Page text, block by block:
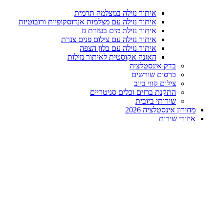
איתור נזילה במצלמה תרמית
איתור נזילה עם מצלמות אנדוסקופיות ורובוטיות
איתור נזילת מים בעזרת גז
איתור נזילה עם צילום פנים צנרת
איתור נזילה עם בלון הצפה
האזנה אקוסטית לאיתור נזילות
בדק אינסטלציה
כרסום שורשים
צילום קווי ביוב
התקנת ברזים וכלים סניטריים
שירותי ביובית
מחירון אינסטלציה 2026
איזורי שירות